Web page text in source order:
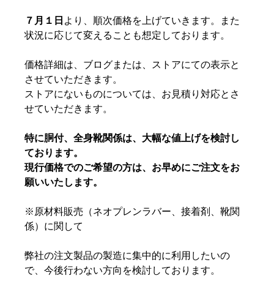
７月１日より、順次価格を上げていきます。また
状況に応じて変えることも想定しております。
価格詳細は、ブログまたは、ストアにての表示と
させていただきます。
ストアにないものについては、お見積り対応とさ
せていただきます。
特に胴付、全身靴関係は、大幅な値上げを検討し
ております。
現行価格でのご希望の方は、お早めにご注文をお
願いいたします。
※原材料販売（ネオプレンラバー、接着剤、靴関
係）に関して
弊社の注文製品の製造に集中的に利用したいの
で、今後行わない方向を検討しております。